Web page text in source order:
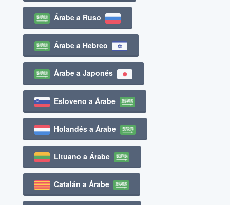
Árabe a Ruso
Árabe a Hebreo
Árabe a Japonés
Esloveno a Árabe
Holandés a Árabe
Lituano a Árabe
Catalán a Árabe